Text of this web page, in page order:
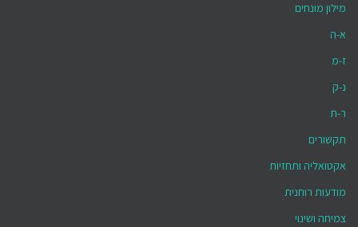
מילון מונחים
א-ה
ז-מ
נ-ק
ר-ת
תקשורים
אקטואליה ותחזיות
מודעות רוחנית
צמיחה ושינוי